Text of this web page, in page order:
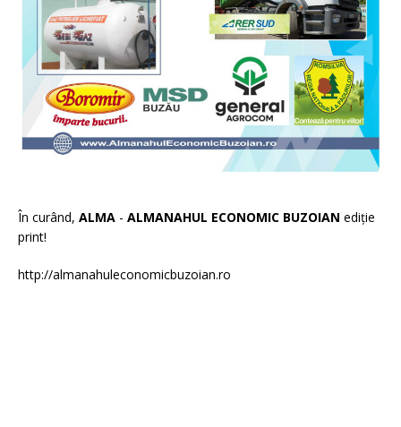
În curând, ALMA - ALMANAHUL ECONOMIC BUZOIAN ediție
print!
http://almanahuleconomicbuzoian.ro